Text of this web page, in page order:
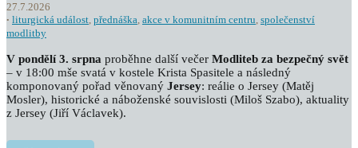
27.7.2026
liturgická událost, přednáška, akce v komunitním centru, společenství
modlitby
V pondělí 3. srpna proběhne další večer Modliteb za bezpečný svět
– v 18:00 mše svatá v kostele Krista Spasitele a následný
komponovaný pořad věnovaný Jersey: reálie o Jersey (Matěj
Mosler), historické a náboženské souvislosti (Miloš Szabo), aktuality
z Jersey (Jiří Václavek).